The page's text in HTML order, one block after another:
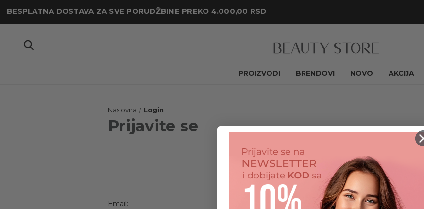
BESPLATNA DOSTAVA ZA SVE PORUDŽBINE PREKO 4.000,00 RSD
PROIZVODI BRENDOVI NOVO AKCIJA
Login
Prijavite se
Email:
Novi kupac?